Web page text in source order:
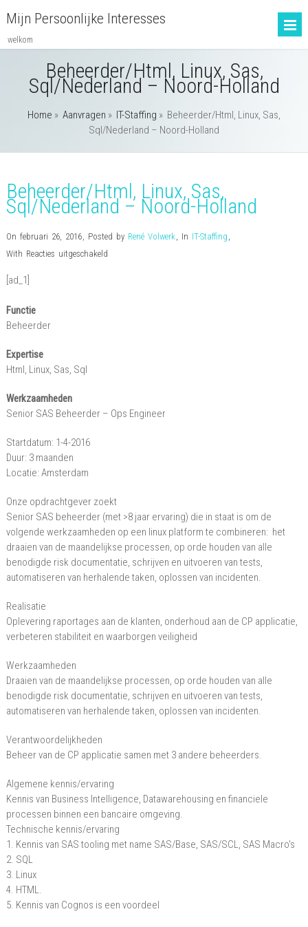
Mijn Persoonlijke Interesses
welkom
Beheerder/Html, Linux, Sas,
Sql/Nederland – Noord-Holland
Home » Aanvragen » IT-Staffing » Beheerder/Html, Linux, Sas,
Sql/Nederland – Noord-Holland
Beheerder/Html, Linux, Sas,
Sql/Nederland – Noord-Holland
On februari 26, 2016, Posted by René Volwerk, In IT-Staffing ,
With Reacties uitgeschakeldvoor
[ad_1]
Functie
Beheerder
Expertise
Html, Linux, Sas, Sql
Werkzaamheden
Senior SAS Beheerder – Ops Engineer
Startdatum: 1-4-2016
Duur: 3 maanden
Locatie: Amsterdam
Onze opdrachtgever zoekt
Senior SAS beheerder (met >8 jaar ervaring) die in staat is om de
volgende werkzaamheden op een linux platform te combineren: het
draaien van de maandelijkse processen, op orde houden van alle
benodigde risk documentatie, schrijven en uitvoeren van tests,
automatiseren van herhalende taken, oplossen van incidenten.
Realisatie
Oplevering raportages aan de klanten, onderhoud aan de CP applicatie,
verbeteren stabiliteit en waarborgen veiligheid
Werkzaamheden
Draaien van de maandelijkse processen, op orde houden van alle
benodigde risk documentatie, schrijven en uitvoeren van tests,
automatiseren van herhalende taken, oplossen van incidenten.
Verantwoordelijkheden
Beheer van de CP applicatie samen met 3 andere beheerders.
Algemene kennis/ervaring
Kennis van Business Intelligence, Datawarehousing en financiele
processen binnen een bancaire omgeving.
Technische kennis/ervaring
1. Kennis van SAS tooling met name SAS/Base, SAS/SCL, SAS Macro's
2. SQL
3. Linux
4. HTML.
5. Kennis van Cognos is een voordeel